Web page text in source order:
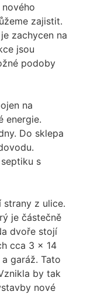
zajistit.
zachycen na
jsou
podoby
na
energie.
Do sklepa
s
strany z ulice.
je částečně
dvoře stojí
cca 3 x 14
garáž. Tato
by tak
nové